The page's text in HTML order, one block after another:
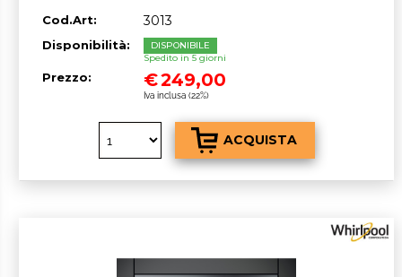
Cod.Art: 3013
Disponibilità:
DISPONIBILE
Spedito in 5 giorni
Prezzo: €249,00
Iva inclusa (22%)